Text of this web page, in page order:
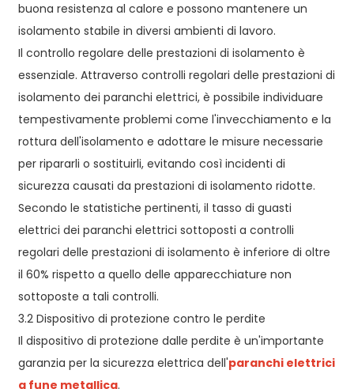
buona resistenza al calore e possono mantenere un
isolamento stabile in diversi ambienti di lavoro.
Il controllo regolare delle prestazioni di isolamento è
essenziale. Attraverso controlli regolari delle prestazioni di
isolamento dei paranchi elettrici, è possibile individuare
tempestivamente problemi come l'invecchiamento e la
rottura dell'isolamento e adottare le misure necessarie
per ripararli o sostituirli, evitando così incidenti di
sicurezza causati da prestazioni di isolamento ridotte.
Secondo le statistiche pertinenti, il tasso di guasti
elettrici dei paranchi elettrici sottoposti a controlli
regolari delle prestazioni di isolamento è inferiore di oltre
il 60% rispetto a quello delle apparecchiature non
sottoposte a tali controlli.
3.2 Dispositivo di protezione contro le perdite
Il dispositivo di protezione dalle perdite è un'importante
garanzia per la sicurezza elettrica dell'paranchi elettrici
a fune metallica.